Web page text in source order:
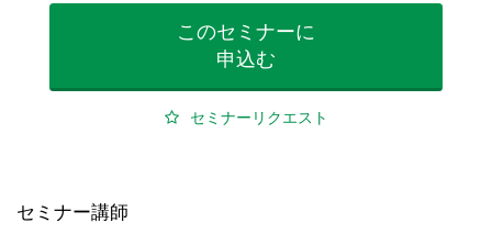
このセミナーに
申込む
セミナーリクエスト
セミナー講師